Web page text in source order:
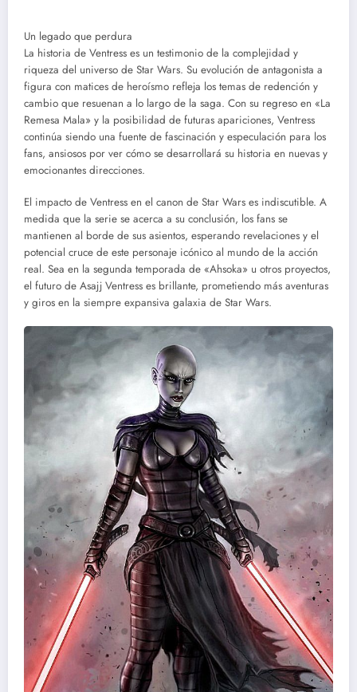
Un legado que perdura
La historia de Ventress es un testimonio de la complejidad y
riqueza del universo de Star Wars. Su evolución de antagonista a
figura con matices de heroísmo refleja los temas de redención y
cambio que resuenan a lo largo de la saga. Con su regreso en «La
Remesa Mala» y la posibilidad de futuras apariciones, Ventress
continúa siendo una fuente de fascinación y especulación para los
fans, ansiosos por ver cómo se desarrollará su historia en nuevas y
emocionantes direcciones.
El impacto de Ventress en el canon de Star Wars es indiscutible. A
medida que la serie se acerca a su conclusión, los fans se
mantienen al borde de sus asientos, esperando revelaciones y el
potencial cruce de este personaje icónico al mundo de la acción
real. Sea en la segunda temporada de «Ahsoka» u otros proyectos,
el futuro de Asajj Ventress es brillante, prometiendo más aventuras
y giros en la siempre expansiva galaxia de Star Wars.